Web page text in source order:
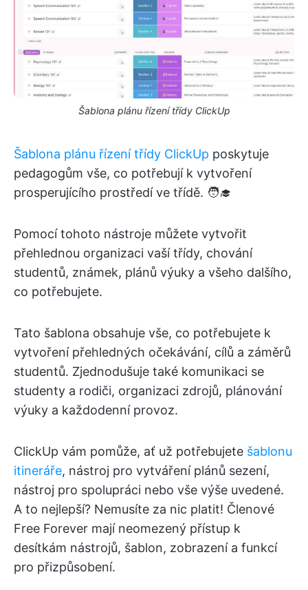
Šablona plánu řízení třídy ClickUp
Šablona plánu řízení třídy ClickUp poskytuje
pedagogům vše, co potřebují k vytvoření
prosperujícího prostředí ve třídě. 🧑‍🎓
Pomocí tohoto nástroje můžete vytvořit
přehlednou organizaci vaší třídy, chování
studentů, známek, plánů výuky a všeho dalšího,
co potřebujete.
Tato šablona obsahuje vše, co potřebujete k
vytvoření přehledných očekávání, cílů a záměrů
studentů. Zjednodušuje také komunikaci se
studenty a rodiči, organizaci zdrojů, plánování
výuky a každodenní provoz.
ClickUp vám pomůže, ať už potřebujete šablonu
itineráře, nástroj pro vytváření plánů sezení,
nástroj pro spolupráci nebo vše výše uvedené.
A to nejlepší? Nemusíte za nic platit! Členové
Free Forever mají neomezený přístup k
desítkám nástrojů, šablon, zobrazení a funkcí
pro přizpůsobení.